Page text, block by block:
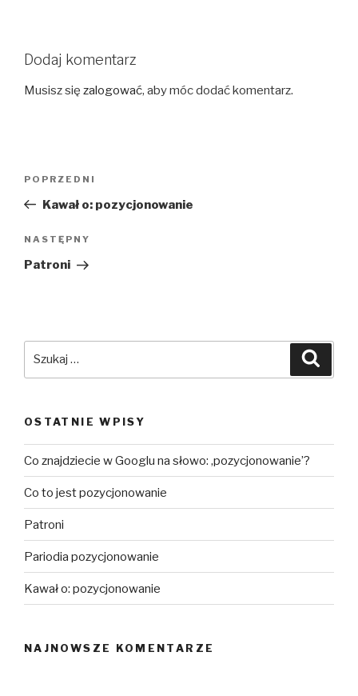
Dodaj komentarz
Musisz się zalogować, aby móc dodać komentarz.
Poprzedni
wpis
POPRZEDNI
Kawał o: pozycjonowanie
Następny
wpis
NASTĘPNY
Patroni
OSTATNIE WPISY
Co znajdziecie w Googlu na słowo: ‚pozycjonowanie’?
Co to jest pozycjonowanie
Patroni
Pariodia pozycjonowanie
Kawał o: pozycjonowanie
NAJNOWSZE KOMENTARZE